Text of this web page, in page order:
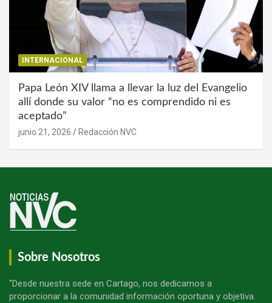
INTERNACIONAL
Papa León XIV llama a llevar la luz del Evangelio
allí donde su valor “no es comprendido ni es
aceptado”
junio 21, 2026 Redacción NVC
Sobre Nosotros
"Desde nuestra sede en Cartago, nos dedicamos a
proporcionar a la comunidad información oportuna y objetiva.